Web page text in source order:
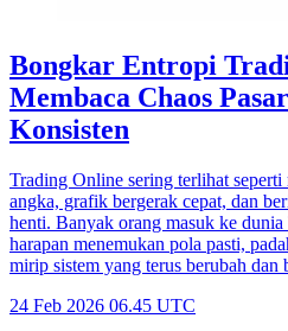
Bongkar Entropi
Membaca Chaos
Konsisten
Trading Online sering terlihat seperti
angka, grafik bergerak cepat, dan
henti. Banyak orang masuk ke
harapan menemukan pola pasti,
mirip sistem yang terus berubah dan
24 Feb 2026 06.45 UTC